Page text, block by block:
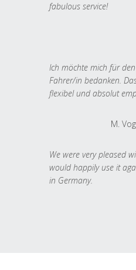
fabulous service!
Ich möchte mich für
Fahrer/in bedanken.
flexibel und absolut
M.
We were very pleased
would happily use it
in Germany.